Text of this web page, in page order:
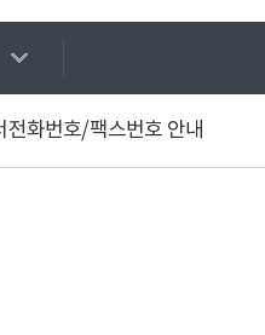
전화번호/팩스번호 안내